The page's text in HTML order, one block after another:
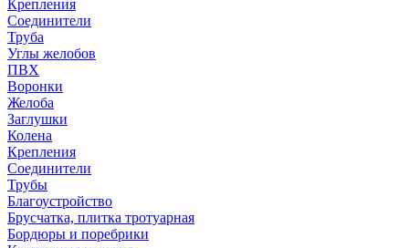
Крепления
Соединители
Труба
Углы желобов
ПВХ
Воронки
Желоба
Заглушки
Колена
Крепления
Соединители
Трубы
Благоустройство
Брусчатка, плитка тротуарная
Бордюры и поребрики